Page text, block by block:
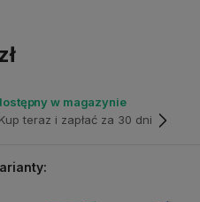
w magazynie
Kup teraz i zapłać za 30 dni